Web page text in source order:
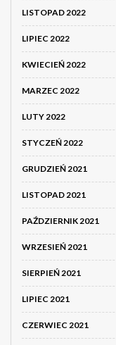
LISTOPAD 2022
LIPIEC 2022
KWIECIEŃ 2022
MARZEC 2022
LUTY 2022
STYCZEŃ 2022
GRUDZIEŃ 2021
LISTOPAD 2021
PAŹDZIERNIK 2021
WRZESIEŃ 2021
SIERPIEŃ 2021
LIPIEC 2021
CZERWIEC 2021